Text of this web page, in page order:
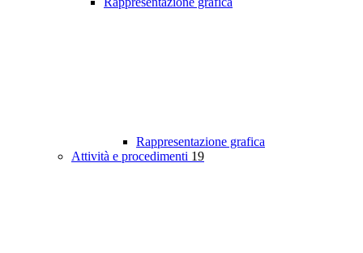
Rappresentazione grafica
Attività e procedimenti 19